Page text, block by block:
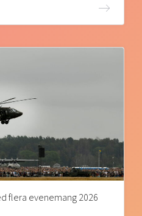
flera evenemang 2026